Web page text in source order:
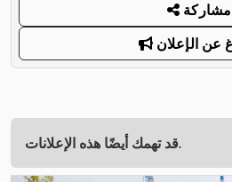
مشاركة
عن الإعلان
قد تهمك أيضًا هذه الإعلانات.